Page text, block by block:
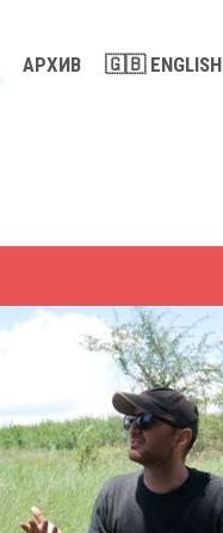
АРХИВ 🇬🇧 ENGLISH